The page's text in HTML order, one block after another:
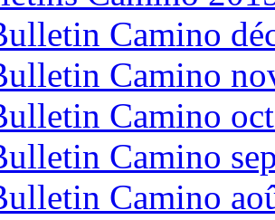
Camino
Camino
Camino
Camino
Camino